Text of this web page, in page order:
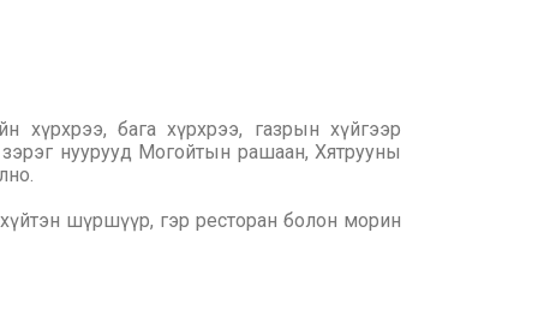
хүрхрээ, бага хүрхрээ, газрын хүйгээр
нуурууд Могойтын рашаан, Хятрууны
шүршүүр, гэр ресторан болон морин